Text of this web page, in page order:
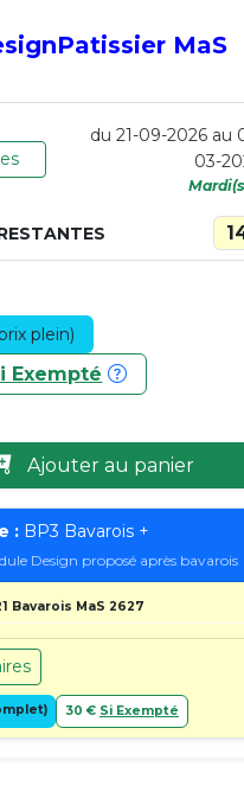
MaS
du 21-09-2026 au
03-
plein)
Exempté
Ajouter au panier
: BP3 Bavarois +
Design proposé après bavarois
Bavarois MaS 2627
30 € Si Exempté